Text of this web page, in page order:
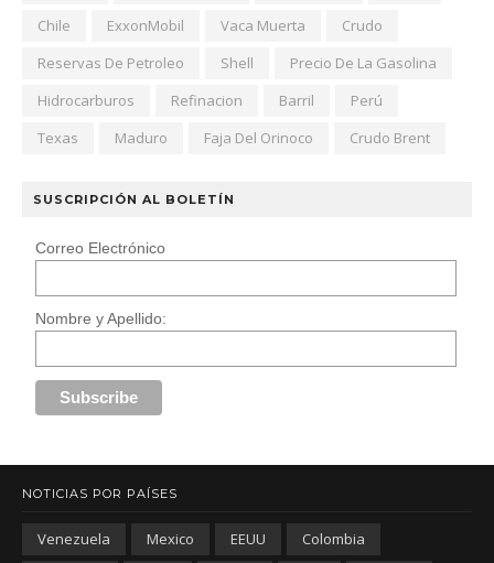
Chile
ExxonMobil Vaca Muerta
Crudo
Reservas De Petroleo
Shell
Precio De La Gasolina
Hidrocarburos
Refinacion Barril
Perú
Texas
Maduro Faja Del Orinoco Crudo Brent
SUSCRIPCIÓN AL BOLETÍN
Correo Electrónico
Nombre y Apellido:
NOTICIAS POR PAÍSES
Venezuela Mexico EEUU
Colombia